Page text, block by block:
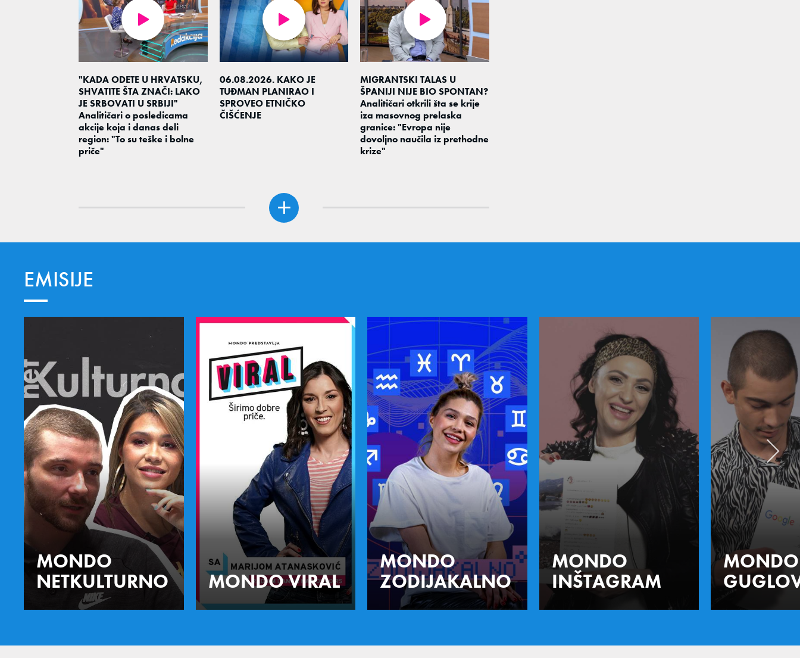
"KADA ODETE U HRVATSKU,
SHVATITE ŠTA ZNAČI: LAKO
JE SRBOVATI U SRBIJI"
Analitičari o posledicama
akcije koja i danas deli
region: "To su teške i bolne
priče"
06.08.2026. KAKO JE
TUĐMAN PLANIRAO I
SPROVEO ETNIČKO
ČIŠĆENJE
MIGRANTSKI TALAS U
ŠPANIJI NIJE BIO SPONTAN?
Analitičari otkrili šta se krije
iza masovnog prelaska
granice: "Evropa nije
dovoljno naučila iz prethodne
krize"
EMISIJE
MONDO
NETKULTURNO
MONDO VIRAL
MONDO
ZODIJAKALNO
MONDO
INŠTAGRAM
MONDO